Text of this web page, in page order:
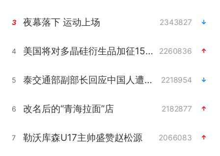
3 夜幕落下 运动上场 2343827
4 美国将对多晶硅衍生品加征15%关税 2260836
5 泰交通部副部长回应中国人遭歧视手势 2218954
6 改名后的“青海拉面”店 2182877
7 勒沃库森U17主帅盛赞赵松源 2066083